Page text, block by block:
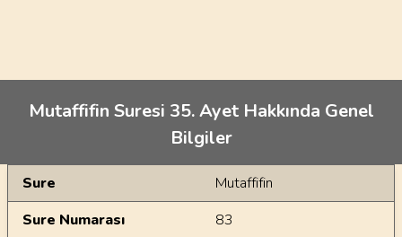
Mutaffifin Suresi 35. Ayet Hakkında Genel
Bilgiler
Genel Bilgiler
Sure
Mutaffifin
Sure Numarası
83